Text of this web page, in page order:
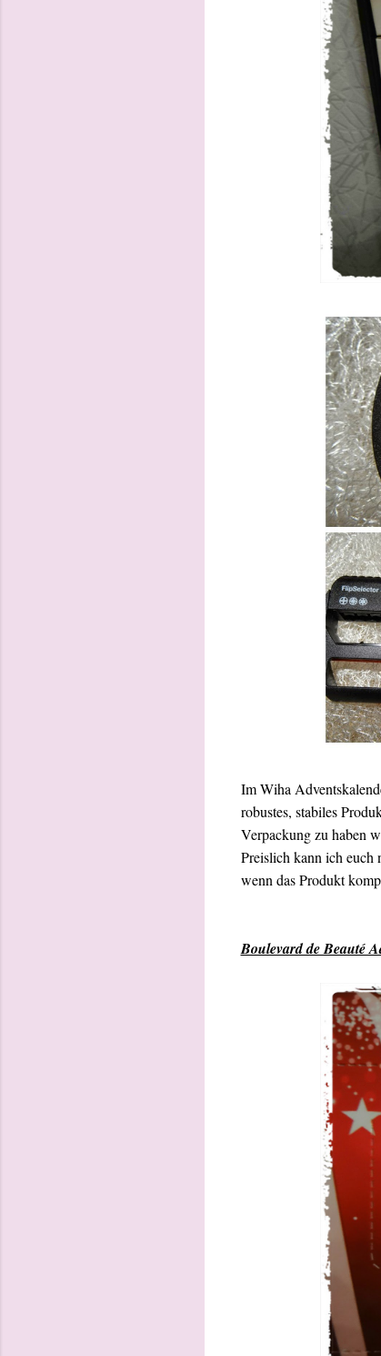
Im Wiha
robustes, stabiles
Verpackung zu haben
Preislich kann ich euch
wenn das Produkt
Boulevard de Beauté